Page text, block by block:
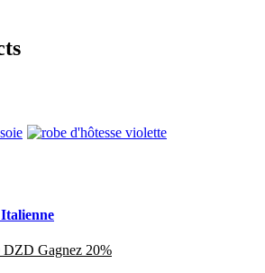
Italienne
DZD Gagnez 20%